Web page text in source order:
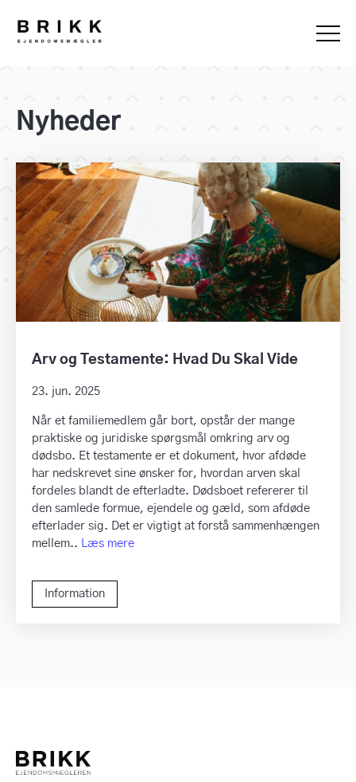
Nyheder
Arv og Testamente: Hvad Du Skal Vide
23. jun. 2025
Når et familiemedlem går bort, opstår der mange
praktiske og juridiske spørgsmål omkring arv og
dødsbo. Et testamente er et dokument, hvor afdøde
har nedskrevet sine ønsker for, hvordan arven skal
fordeles blandt de efterladte. Dødsboet refererer til
den samlede formue, ejendele og gæld, som afdøde
efterlader sig. Det er vigtigt at forstå sammenhængen
mellem.. Læs mere
Information